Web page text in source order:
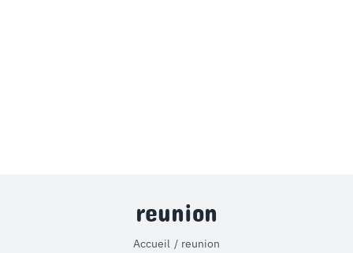
reunion
Accueil reunion